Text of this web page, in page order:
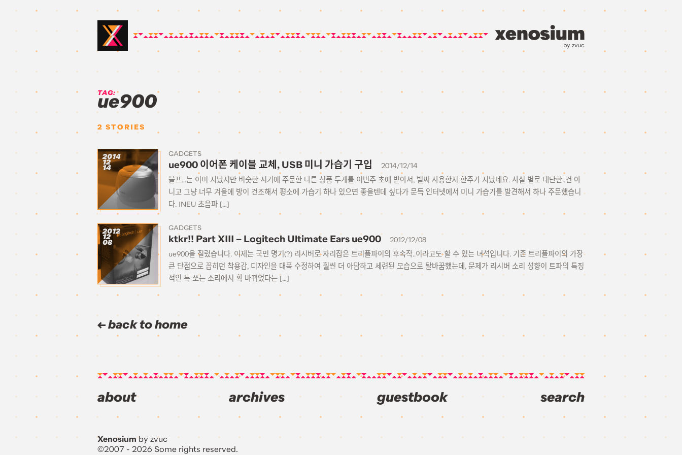
by zvuc
TAG:
ue900
2 STORIES
2014
12
14
GADGETS
ue900 이어폰 케이블 교체, USB 미니 가습기 구입
2014/12/14
블프…는 이미 지났지만 비슷한 시기에 주문한 다른 상품 두개를 이번주 초에 받아서, 벌써 사용한지 한주가 지났네요. 사실 별로 대단한..건 아
니고 그냥 너무 겨울에 방이 건조해서 평소에 가습기 하나 있으면 좋을텐데 싶다가 문득 인터넷에서 미니 가습기를 발견해서 하나 주문했습니
다. INEU 초음파 […]
2012
12
08
GADGETS
ktkr!! Part XIII – Logitech Ultimate Ears ue900
2012/12/08
ue900을 질렀습니다. 이제는 국민 명기(?) 리시버로 자리잡은 트리플파이의 후속작..이라고도 할 수 있는 녀석입니다. 기존 트리플파이의 가장
큰 단점으로 꼽히던 착용감, 디자인을 대폭 수정하여 훨씬 더 아담하고 세련된 모습으로 탈바꿈했는데, 문제가 리시버 소리 성향이 트파의 특징
적인 톡 쏘는 소리에서 확 바뀌었다는 […]
back to home
about archives guestbook search
Xenosiumby zvuc
©2007 - 2026 Some rights reserved.